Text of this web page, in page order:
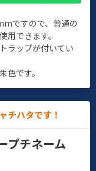
ですので、普通の
用できます。
ラップが付いてい
色です。
チハタです！
プチネーム